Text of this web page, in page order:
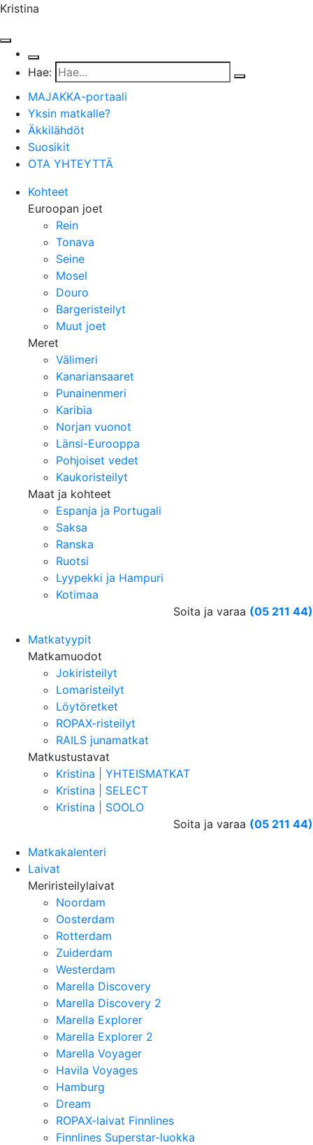
Kristina
Hae:
MAJAKKA-portaali
Yksin matkalle?
Äkkilähdöt
Suosikit
OTA YHTEYTTÄ
Kohteet
Euroopan joet
Rein
Tonava
Seine
Mosel
Douro
Bargeristeilyt
Muut joet
Meret
Välimeri
Kanariansaaret
Punainenmeri
Karibia
Norjan vuonot
Länsi-Eurooppa
Pohjoiset vedet
Kaukoristeilyt
Maat ja kohteet
Espanja ja Portugali
Saksa
Ranska
Ruotsi
Lyypekki ja Hampuri
Kotimaa
Soita ja varaa (05 211 44)
Matkatyypit
Matkamuodot
Jokiristeilyt
Lomaristeilyt
Löytöretket
ROPAX-risteilyt
RAILS junamatkat
Matkustustavat
Kristina | YHTEISMATKAT
Kristina | SELECT
Kristina | SOOLO
Soita ja varaa (05 211 44)
Matkakalenteri
Laivat
Meriristeilylaivat
Noordam
Oosterdam
Rotterdam
Zuiderdam
Westerdam
Marella Discovery
Marella Discovery 2
Marella Explorer
Marella Explorer 2
Marella Voyager
Havila Voyages
Hamburg
Dream
ROPAX-laivat Finnlines
Finnlines Superstar-luokka